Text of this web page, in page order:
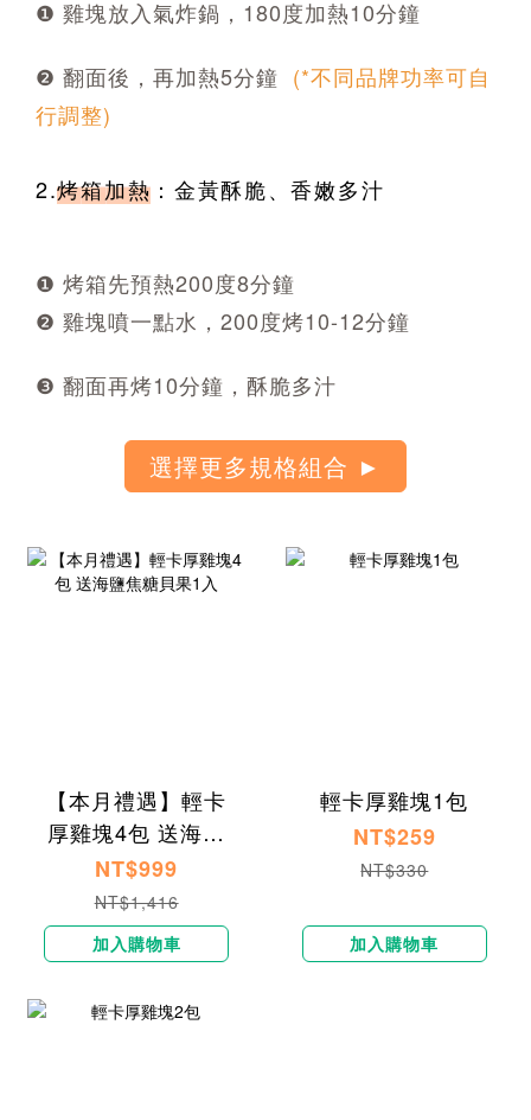
❶ 雞塊放入氣炸鍋，180度加熱10分鐘
❷ 翻面後，再加熱5分鐘 (*不同品牌功率可自
行調整)
2.烤箱加熱 ： 金黃酥脆、香嫩多汁
❶ 烤箱先預熱200度8分鐘
❷ 雞塊噴一點水，200度烤10-12分鐘
❸ 翻面再烤10分鐘，酥脆多汁
【本月禮遇】輕卡
厚雞塊4包 送海鹽
焦糖貝果1入
NT$999
NT$1,416
加入購物車
輕卡厚雞塊1包
NT$259
NT$330
加入購物車